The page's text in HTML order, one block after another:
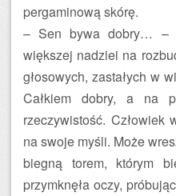
pergaminową skórę.
– Sen bywa dobry… –
większej nadziei na
głosowych, zastałych w
Całkiem dobry, a na
rzeczywistość. Człowiek
na swoje myśli. Może
biegną torem, którym
przymknęła oczy,